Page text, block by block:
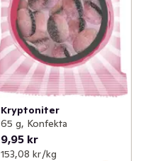
Kryptoniter
65 g, Konfekta
9,95 kr
153,08 kr /kg